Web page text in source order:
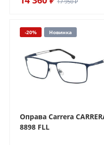
-20% Новинка
Оправа Carrera
8898 FLL